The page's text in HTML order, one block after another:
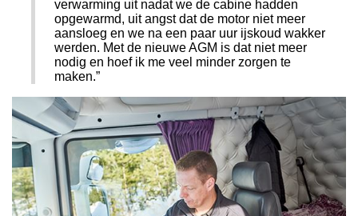
verwarming uit nadat we de cabine hadden
opgewarmd, uit angst dat de motor niet meer
aansloeg en we na een paar uur ijskoud wakker
werden. Met de nieuwe AGM is dat niet meer
nodig en hoef ik me veel minder zorgen te
maken.”